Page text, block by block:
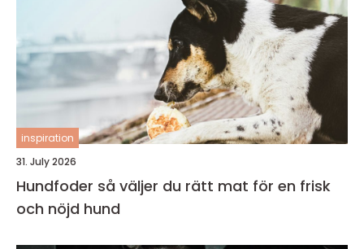
inspiration
31. July 2026
Hundfoder så väljer du rätt mat för en frisk
och nöjd hund